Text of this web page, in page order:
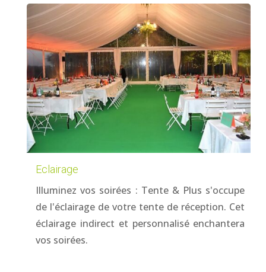
Eclairage
Illuminez vos soirées : Tente & Plus s'occupe
de l'éclairage de votre tente de réception. Cet
éclairage indirect et personnalisé enchantera
vos soirées.